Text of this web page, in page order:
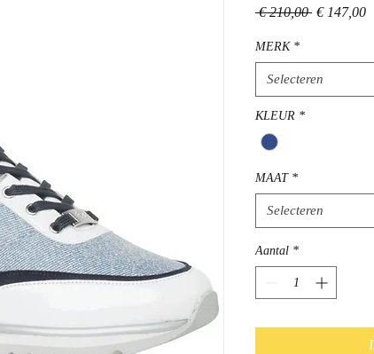
€ 210,00 Normale
€ 147,00
MERK *
Selecteren
KLEUR *
MAAT *
Selecteren
Aantal *